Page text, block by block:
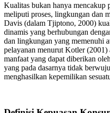
Kualitas bukan hanya mencakup
meliputi proses, lingkungan dan
Davis (dalam Tjiptono, 2000)
dinamis yang berhubungan
dan lingkungan yang memenuhi
pelayanan menurut Kotler (2001)
manfaat yang dapat diberikan
yang pada dasarnya tidak
menghasilkan kepemilikan